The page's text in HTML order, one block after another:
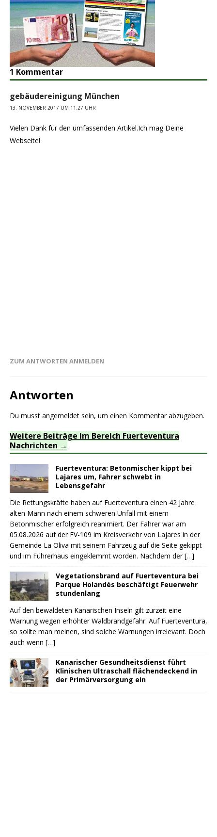
1 Kommentar
gebäudereinigung München
13. NOVEMBER 2017 UM 11:27 UHR
Vielen Dank für den umfassenden Artikel.Ich mag Deine
Webseite!
ZUM ANTWORTEN ANMELDEN
Antworten
Du musst angemeldet sein, um einen Kommentar abzugeben.
Weitere Beiträge im Bereich Fuerteventura
Nachrichten
Fuerteventura: Betonmischer kippt bei
Lajares um, Fahrer schwebt in
Lebensgefahr
Die Rettungskräfte haben auf Fuerteventura einen 42 Jahre
alten Mann nach einem schweren Unfall mit einem
Betonmischer erfolgreich reanimiert. Der Fahrer war am
05.08.2026 auf der FV-109 im Kreisverkehr von Lajares in der
Gemeinde La Oliva mit seinem Fahrzeug auf die Seite gekippt
und im Führerhaus eingeklemmt worden. Nachdem der[…]
Vegetationsbrand auf Fuerteventura bei
Parque Holandés beschäftigt Feuerwehr
stundenlang
Auf den bewaldeten Kanarischen Inseln gilt zurzeit eine
Warnung wegen erhöhter Waldbrandgefahr. Auf Fuerteventura,
so sollte man meinen, sind solche Warnungen irrelevant. Doch
auch wenn […]
Kanarischer Gesundheitsdienst führt
Klinischen Ultraschall flächendeckend in
der Primärversorgung ein